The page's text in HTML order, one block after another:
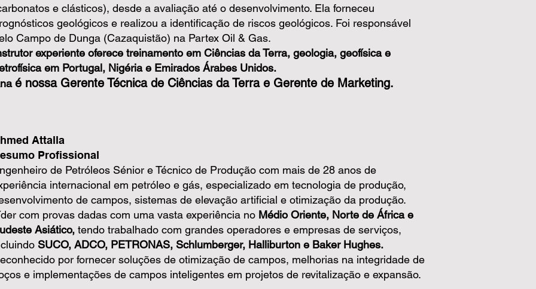
e clásticos), desde a avaliação até o desenvolvimento. Ela forneceu
geológicos e realizou a identificação de riscos geológicos. Foi responsável
Campo de Dunga (Cazaquistão) na Partex Oil & Gas.
experiente oferece treinamento em Ciências da Terra, geologia, geofísica e
em Portugal, Nigéria e Emirados Árabes Unidos.
é nossa Gerente Técnica de Ciências da Terra e Gerente de Marketing.
Attalla
Profissional
de Petróleos Sénior e Técnico de Produção com mais de 28 anos de
internacional em petróleo e gás, especializado em tecnologia de produção,
de campos, sistemas de elevação artificial e otimização da produção.
com provas dadas com uma vasta experiência no Médio Oriente, Norte de África e
Asiático, tendo trabalhado com grandes operadores e empresas de serviços,
SUCO, ADCO, PETRONAS, Schlumberger, Halliburton e Baker Hughes.
por fornecer soluções de otimização de campos, melhorias na integridade de
e implementações de campos inteligentes em projetos de revitalização e expansão.